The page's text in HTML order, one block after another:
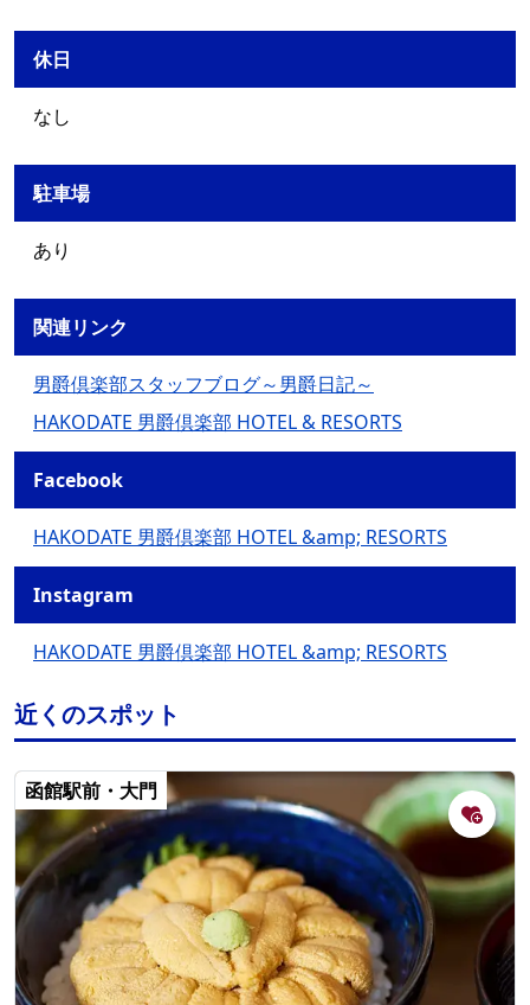
休日
なし
駐車場
あり
関連リンク
男爵倶楽部スタッフブログ～男爵日記～
HAKODATE 男爵倶楽部 HOTEL & RESORTS
Facebook
HAKODATE 男爵倶楽部 HOTEL &amp; RESORTS
Instagram
HAKODATE 男爵倶楽部 HOTEL &amp; RESORTS
近くのスポット
函館駅前・大門